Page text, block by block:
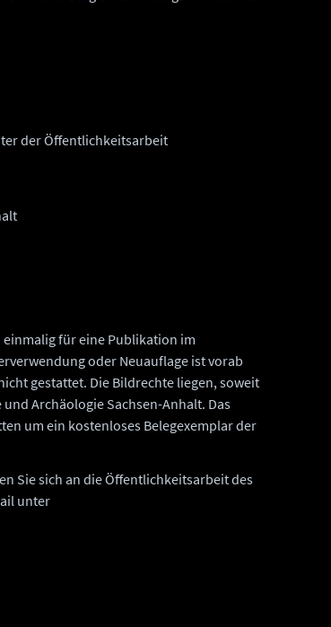
der Öffentlichkeitsarbeit
für eine Publikation im
oder Neuauflage ist vorab
gestattet. Die Bildrechte liegen, soweit
Archäologie Sachsen-Anhalt. Das
um ein kostenloses Belegexemplar der
Sie sich an die Öffentlichkeitsarbeit des
unter